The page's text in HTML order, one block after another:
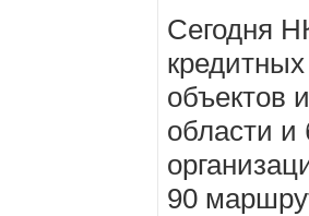
Сегодня
объектов
области и
90